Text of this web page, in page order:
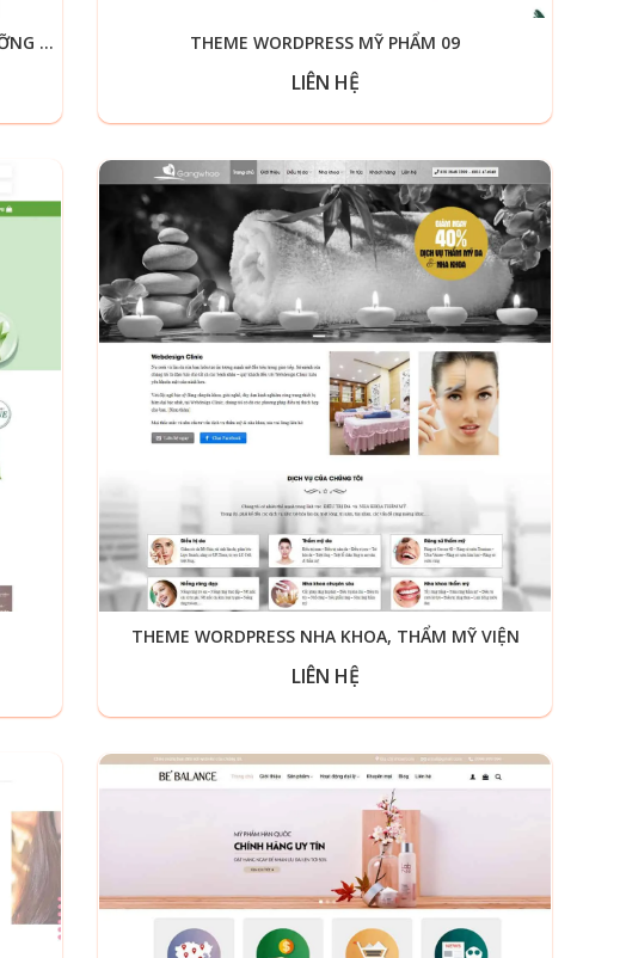
THEME WORDPRESS LADING PAGE BÁN SON DƯỠNG MÔI THEME WORDPRESS MỸ PHẨM 09
LIÊN HỆ
THEME WORDPRESS NHA KHOA, THẨM MỸ VIỆN
LIÊN HỆ